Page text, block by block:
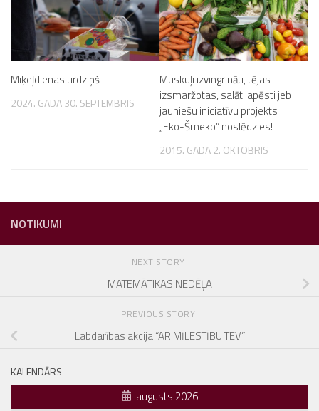
Miķeļdienas tirdziņš
2024. GADA 30. SEPTEMBRIS
Muskuļi izvingrināti, tējas
izsmaržotas, salāti apēsti jeb
jauniešu iniciatīvu projekts
„Eko-Šmeko” noslēdzies!
2015. GADA 2. OKTOBRIS
NOTIKUMI
NEXT STORY
MATEMĀTIKAS NEDĒĻA
PREVIOUS STORY
Labdarības akcija “AR MĪLESTĪBU TEV”
KALENDĀRS
augusts 2026